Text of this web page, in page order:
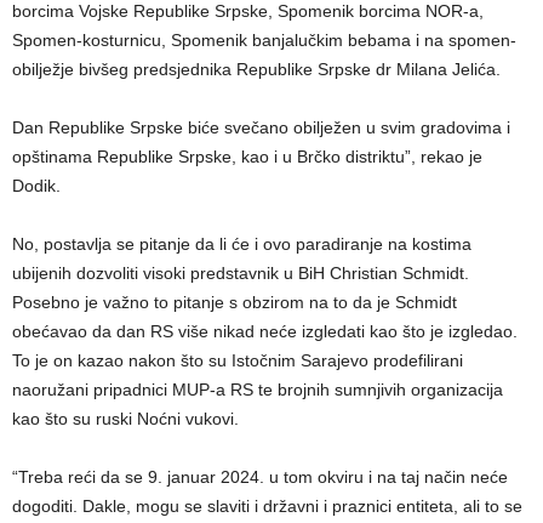
borcima Vojske Republike Srpske, Spomenik borcima NOR-a,
Spomen-kosturnicu, Spomenik banjalučkim bebama i na spomen-
obilježje bivšeg predsjednika Republike Srpske dr Milana Jelića.
Dan Republike Srpske biće svečano obilježen u svim gradovima i
opštinama Republike Srpske, kao i u Brčko distriktu”, rekao je
Dodik.
No, postavlja se pitanje da li će i ovo paradiranje na kostima
ubijenih dozvoliti visoki predstavnik u BiH Christian Schmidt.
Posebno je važno to pitanje s obzirom na to da je Schmidt
obećavao da dan RS više nikad neće izgledati kao što je izgledao.
To je on kazao nakon što su Istočnim Sarajevo prodefilirani
naoružani pripadnici MUP-a RS te brojnih sumnjivih organizacija
kao što su ruski Noćni vukovi.
“Treba reći da se 9. januar 2024. u tom okviru i na taj način neće
dogoditi. Dakle, mogu se slaviti i državni i praznici entiteta, ali to se